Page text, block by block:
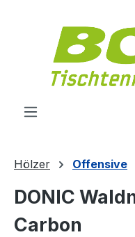
Hölzer Offensive
DONIC
Carbon